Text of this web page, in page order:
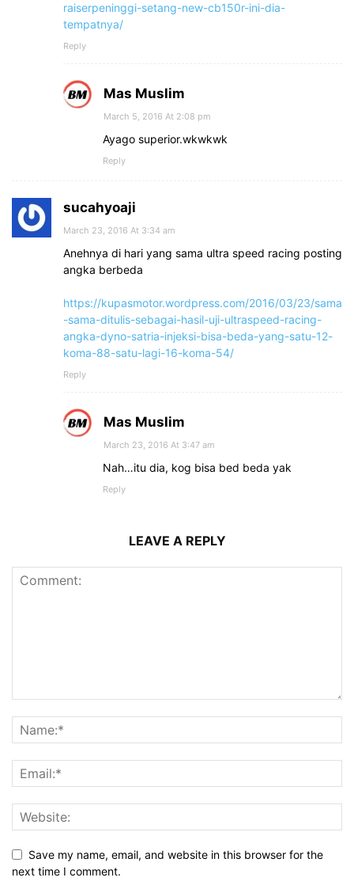
raiserpeninggi-setang-new-cb150r-ini-dia-
tempatnya/
Reply
Mas Muslim
March 5, 2016 At 2:08 pm
Ayago superior.wkwkwk
Reply
sucahyoaji
March 23, 2016 At 3:34 am
Anehnya di hari yang sama ultra speed racing posting
angka berbeda
https://kupasmotor.wordpress.com/2016/03/23/sama
-sama-ditulis-sebagai-hasil-uji-ultraspeed-racing-
angka-dyno-satria-injeksi-bisa-beda-yang-satu-12-
koma-88-satu-lagi-16-koma-54/
Reply
Mas Muslim
March 23, 2016 At 3:47 am
Nah…itu dia, kog bisa bed beda yak
Reply
LEAVE A REPLY
Save my name, email, and website in this browser for the
next time I comment.